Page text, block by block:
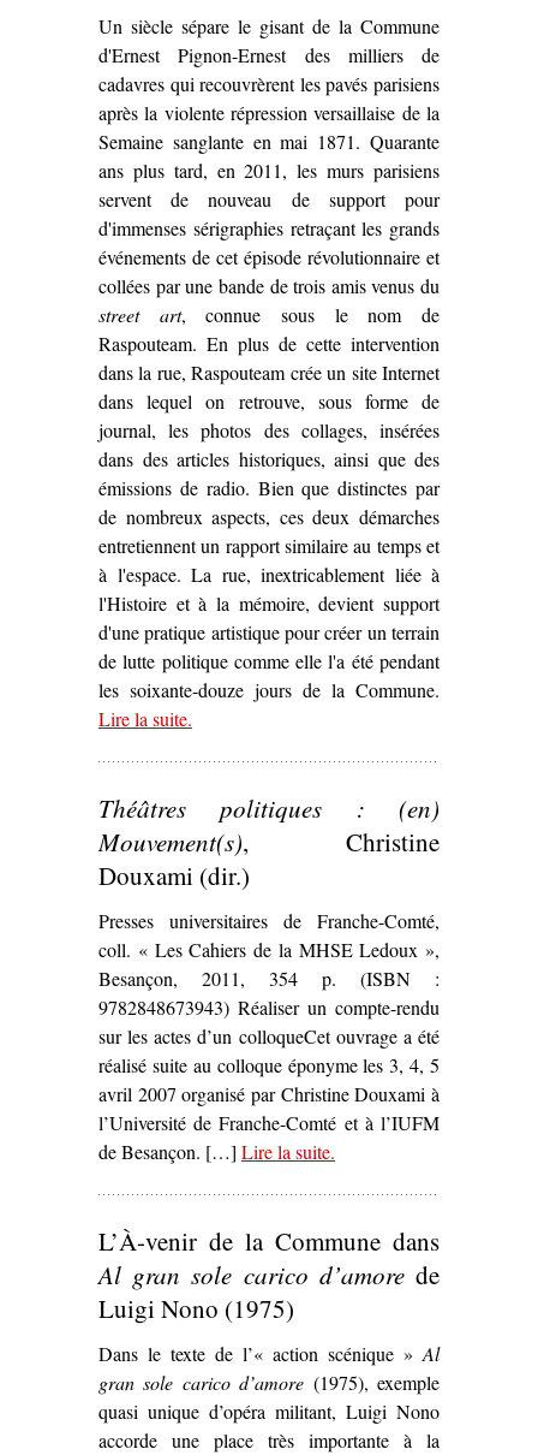
Un siècle sépare le gisant de la Commune
d'Ernest Pignon-Ernest des milliers de
cadavres qui recouvrèrent les pavés parisiens
après la violente répression versaillaise de la
Semaine sanglante en mai 1871. Quarante
ans plus tard, en 2011, les murs parisiens
servent de nouveau de support pour
d'immenses sérigraphies retraçant les grands
événements de cet épisode révolutionnaire et
collées par une bande de trois amis venus du
street art, connue sous le nom de
Raspouteam. En plus de cette intervention
dans la rue, Raspouteam crée un site Internet
dans lequel on retrouve, sous forme de
journal, les photos des collages, insérées
dans des articles historiques, ainsi que des
émissions de radio. Bien que distinctes par
de nombreux aspects, ces deux démarches
entretiennent un rapport similaire au temps et
à l'espace. La rue, inextricablement liée à
l'Histoire et à la mémoire, devient support
d'une pratique artistique pour créer un terrain
de lutte politique comme elle l'a été pendant
les soixante-douze jours de la Commune.
Lire la suite– ‘La Commune « marouflée » dans Paris :
.
Théâtres politiques : (en)
Mouvement(s), Christine
Douxami (dir.)
Presses universitaires de Franche-Comté,
coll. « Les Cahiers de la MHSE Ledoux »,
Besançon, 2011, 354 p. (ISBN :
9782848673943) Réaliser un compte-rendu
sur les actes d’un colloqueCet ouvrage a été
réalisé suite au colloque éponyme les 3, 4, 5
avril 2007 organisé par Christine Douxami à
l’Université de Franche-Comté et à l’IUFM
de Besançon. […] Lire la suite– ‘
.
L’À-venir de la Commune dans
Al gran sole carico d’amorede
Luigi Nono (1975)
Dans le texte de l’« action scénique »Al
gran sole carico d’amore (1975), exemple
quasi unique d’opéra militant, Luigi Nono
accorde une place très importante à la